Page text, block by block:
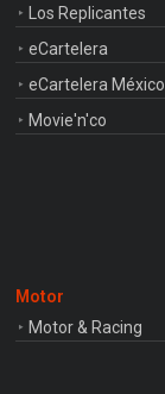
Los Replicantes
eCartelera
eCartelera México
Movie'n'co
Motor
Motor & Racing